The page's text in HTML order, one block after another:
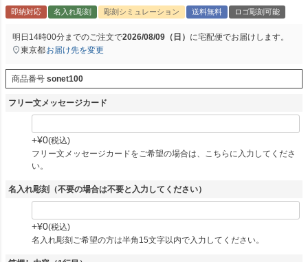
即納対応 名入れ彫刻 彫刻シミュレーション 送料無料 ロゴ彫刻可能
明日 14時00分までのご注文で2026/08/09（日） に宅配便でお届けします。
東京都お届け先を変更
商品番号 sonet100
フリー文メッセージカード
+¥0 税込
フリー文メッセージカードをご希望の場合は、こちらに入力してくださ
い。
名入れ彫刻（不要の場合は不要と入力してください）
+¥0 税込
名入れ彫刻ご希望の方は半角15文字以内で入力してください。